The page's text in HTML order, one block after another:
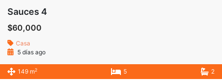
Sauces 4
$60,000
Casa
5 días ago
149 m2 5 2